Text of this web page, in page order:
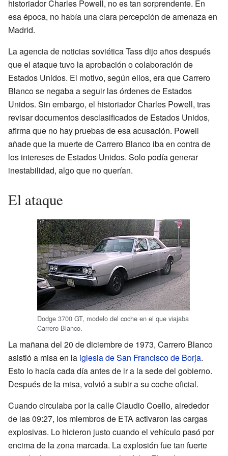
historiador Charles Powell, no es tan sorprendente. En
esa época, no había una clara percepción de amenaza en
Madrid.
La agencia de noticias soviética Tass dijo años después
que el ataque tuvo la aprobación o colaboración de
Estados Unidos. El motivo, según ellos, era que Carrero
Blanco se negaba a seguir las órdenes de Estados
Unidos. Sin embargo, el historiador Charles Powell, tras
revisar documentos desclasificados de Estados Unidos,
afirma que no hay pruebas de esa acusación. Powell
añade que la muerte de Carrero Blanco iba en contra de
los intereses de Estados Unidos. Solo podía generar
inestabilidad, algo que no querían.
El ataque
Dodge 3700 GT, modelo del coche en el que viajaba
Carrero Blanco.
La mañana del 20 de diciembre de 1973, Carrero Blanco
asistió a misa en la iglesia de San Francisco de Borja.
Esto lo hacía cada día antes de ir a la sede del gobierno.
Después de la misa, volvió a subir a su coche oficial.
Cuando circulaba por la calle Claudio Coello, alrededor
de las 09:27, los miembros de ETA activaron las cargas
explosivas. Lo hicieron justo cuando el vehículo pasó por
encima de la zona marcada. La explosión fue tan fuerte